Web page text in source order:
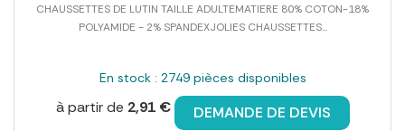
CHAUSSETTES DE LUTIN TAILLE ADULTEMATIERE 80% COTON-18%
POLYAMIDE - 2% SPANDEXJOLIES CHAUSSETTES...
En stock : 2749 pièces disponibles
à partir de 2,91 € DEMANDE DE DEVIS